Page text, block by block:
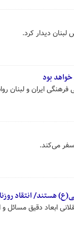
دیدار کرد.
خواهد بود
ایران و لبنان
سفر می‌کند.
هستند/ انتقاد
ابعاد دقیق مسائل